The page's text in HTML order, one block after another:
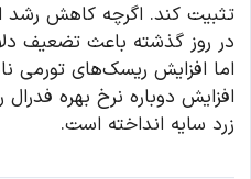
تثبیت کند. اگرچه کاهش رشد
در روز گذشته باعث تضعیف
اما افزایش ریسک‌های تورمی
افزایش دوباره نرخ بهره
زرد سایه انداخته است.